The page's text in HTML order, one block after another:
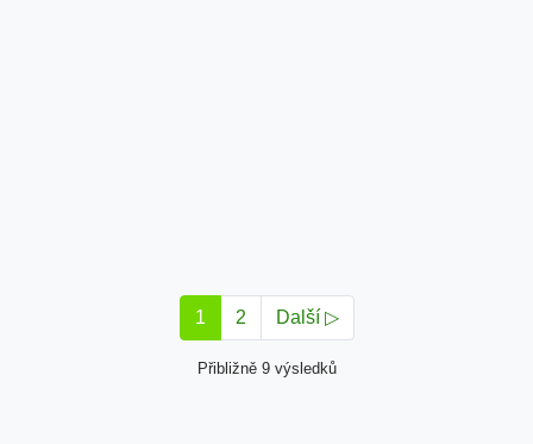
1 2 Další ▷
Přibližně 9 výsledků